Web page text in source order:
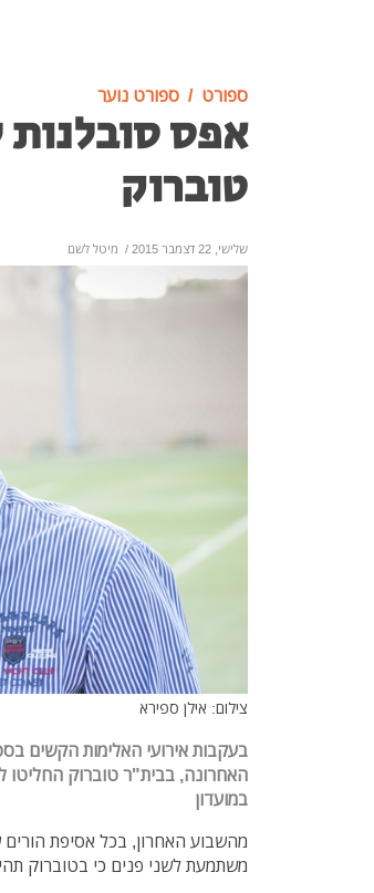
ספורט ספורט נוער
אפס
טוברוק
שלישי, 22 דצמבר 2015 / מיטל לשם
צילום: אילן ספירא
בעקבות אירועי האלימות הקשים
האחרונה, בבית"ר טוברוק החליטו
במועדון
מהשבוע האחרון, בכל אסיפת
משתמעת לשני פנים כי בטוברוק